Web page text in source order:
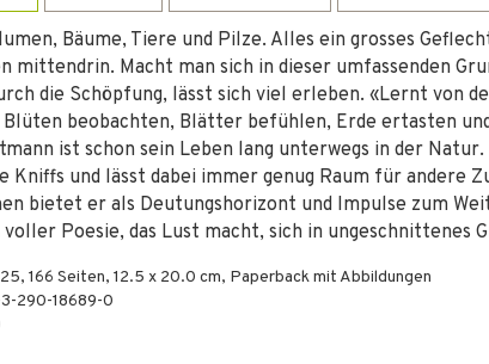
Bäume, Tiere und Pilze. Alles ein grosses
mittendrin. Macht man sich in dieser umfassenden
die Schöpfung, lässt sich viel erleben. «Lernt von
beobachten, Blätter befühlen, Erde ertasten
ist schon sein Leben lang unterwegs in der
Kniffs und lässt dabei immer genug Raum für andere
bietet er als Deutungshorizont und Impulse zum
voller Poesie, das Lust macht, sich in ungeschnittenes
, 166 Seiten, 12.5 x 20.0 cm, Paperback mit Abbildungen
290-18689-0